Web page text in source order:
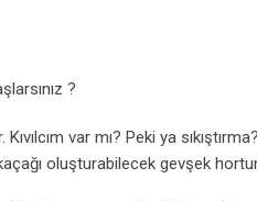
?
var mı? Peki ya
oluşturabilecek gevşek